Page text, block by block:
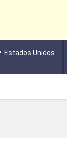
Estados Unidos